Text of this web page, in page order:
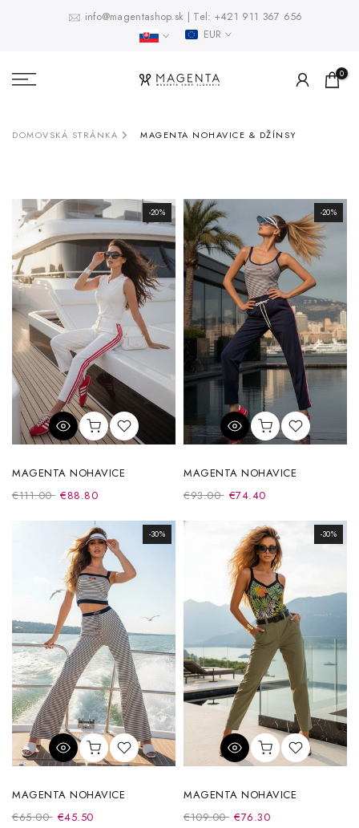
info@magentashop.sk | Tel: +421 911 367 656
EUR
0
DOMOVSKÁ STRÁNKA MAGENTA NOHAVICE & DŽÍNSY
-20%
MAGENTA NOHAVICE
€111.00 €88.80
-20%
MAGENTA NOHAVICE
€93.00 €74.40
-30%
MAGENTA NOHAVICE
€65.00 €45.50
-30%
MAGENTA NOHAVICE
€109.00 €76.30